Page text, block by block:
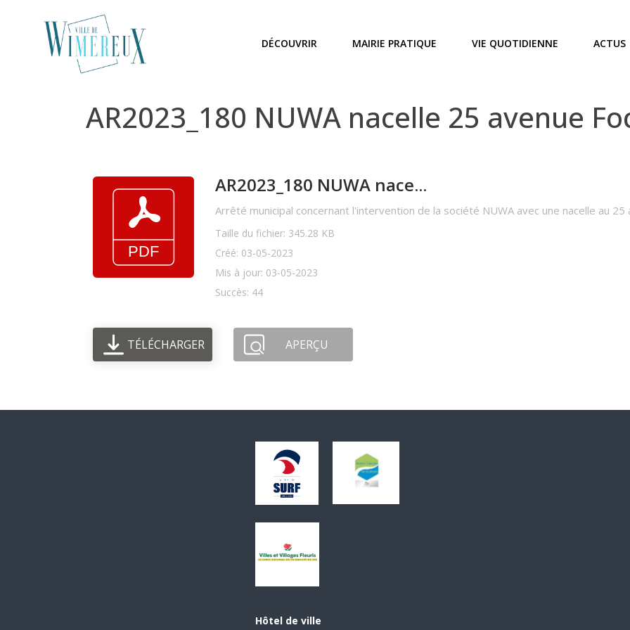
DÉCOUVRIR MAIRIE PRATIQUE VIE QUOTIDIENNE ACTUS
AR2023_180 NUWA nacelle 25 avenue
AR2023_180 NUWA nace...
Arrêté municipal concernant l'intervention de la société NUWA avec une nacelle au 25
Taille du fichier: 345.28 KB
Créé: 03-05-2023
Mis à jour: 03-05-2023
Succès: 44
TÉLÉCHARGER APERÇU
Hôtel de ville